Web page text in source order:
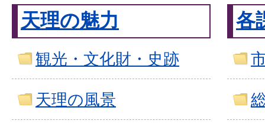
天理の魅力
観光・文化財・史跡
天理の風景
各